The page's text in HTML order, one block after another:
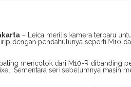
– Leica merilis kamera terbaru
dengan pendahulunya seperti M10
mencolok dari M10-R dibanding
Sementara seri sebelumnya masih